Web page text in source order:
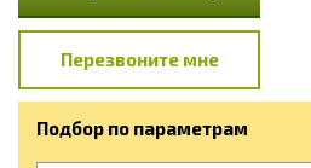
Перезвоните мне
Подбор по параметрам